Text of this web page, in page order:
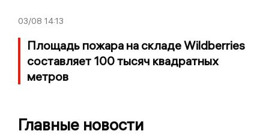
03/08 14:13
Площадь пожара на складе Wildberries
составляет 100 тысяч квадратных
метров
Главные новости